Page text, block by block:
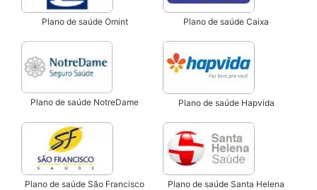
Plano de saúde Omint Plano de saúde Caixa
Plano de saúde NotreDame Plano de saúde Hapvida
Plano de saúde São Francisco Plano de saúde Santa Helena